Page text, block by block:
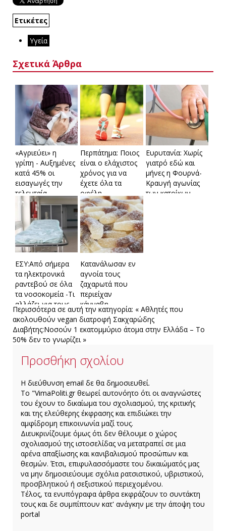
Ετικέτες
Υγεία
Σχετικά Άρθρα
«Αγριεύει» η
γρίπη - Αυξημένες
κατά 45% οι
εισαγωγές την
τελευταία
εβδομάδα
Περπάτημα: Ποιος
είναι ο ελάχιστος
χρόνος για να
έχετε όλα τα
οφέλη
Ευρυτανία: Χωρίς
γιατρό εδώ και
μήνες η Φουρνά-
Κραυγή αγωνίας
των κατοίκων-
ΕΣΥ:Από σήμερα
τα ηλεκτρονικά
ραντεβού σε όλα
τα νοσοκομεία -Τι
αλλάζει για τους
πολίτες
Κατανάλωσαν εν
αγνοία τους
ζαχαρωτά που
περιείχαν
κάνναβη
Περισσότερα σε αυτή την κατηγορία: « Αθλητές που
ακολουθούν vegan διατροφή Σακχαρώδης
Διαβήτης:Νοσούν 1 εκατομμύριο άτομα στην Ελλάδα – Το
50% δεν το γνωρίζει »
Προσθήκη σχολίου
H διεύθυνση email δε θα δημοσιευθεί.
Το "VimaPoliti.gr θεωρεί αυτονόητο ότι οι αναγνώστες
του έχουν το δικαίωμα του σχολιασμού, της κριτικής
και της ελεύθερης έκφρασης και επιδιώκει την
αμφίδρομη επικοινωνία μαζί τους.
Διευκρινίζουμε όμως ότι δεν θέλουμε ο χώρος
σχολιασμού της ιστοσελίδας να μετατραπεί σε μια
αρένα απαξίωσης και κανιβαλισμού προσώπων και
θεσμών. Έτσι, επιφυλασσόμαστε του δικαιώματός μας
να μην δημοσιεύουμε σχόλια ρατσιστικού, υβριστικού,
προσβλητικού ή σεξιστικού περιεχομένου.
Τέλος, τα ενυπόγραφα άρθρα εκφράζουν το συντάκτη
τους και δε συμπίπτουν κατ' ανάγκην με την άποψη του
portal